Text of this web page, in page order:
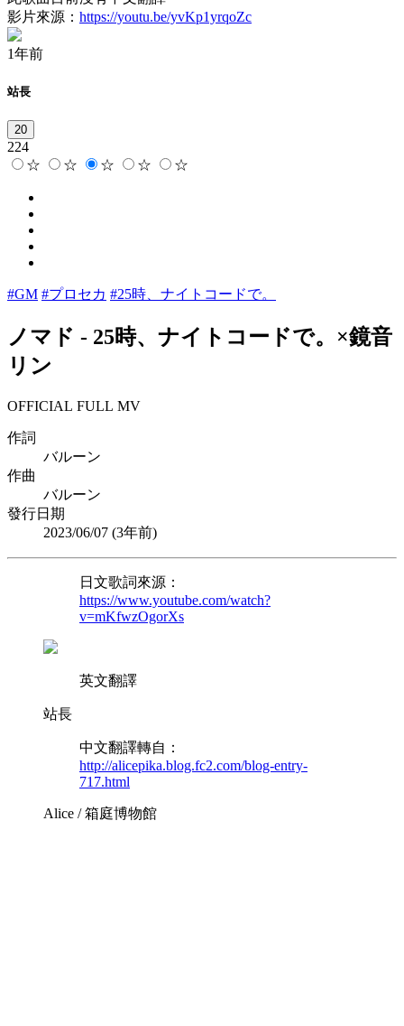
影片來源： https://youtu.be/yvKp1yrqoZc
1年前
站長
20
224
☆
☆ ☆ ☆ ☆
#GM #プロセカ #25時、ナイトコードで。
ノマド - 25時、ナイトコードで。×鏡音
リン
OFFICIAL FULL MV
作詞
バルーン
作曲
バルーン
發行日期
2023/06/07 (3年前)
日文歌詞來源：
https://www.youtube.com/watch?
v=mKfwzOgorXs
英文翻譯
站長
中文翻譯轉自：
http://alicepika.blog.fc2.com/blog-entry-
717.html
Alice / 箱庭博物館